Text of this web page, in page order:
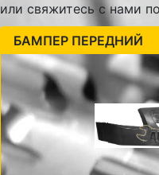
или свяжитесь с нами
БАМПЕР ПЕРЕДНИЙ